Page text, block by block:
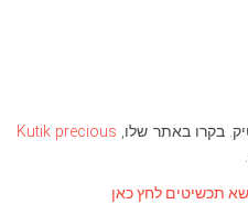
בקרו באתר שלו, Kutik precious
תכשיטים לחץ כאן